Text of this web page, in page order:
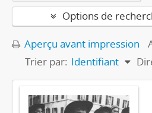
Options de
Aperçu avant impression
Trier par: Identifiant